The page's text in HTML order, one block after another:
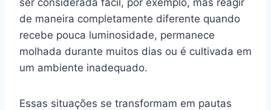
de maneira completamente diferente quando
recebe pouca luminosidade, permanece
molhada durante muitos dias ou é cultivada em
um ambiente inadequado.
Essas situações se transformam em pautas